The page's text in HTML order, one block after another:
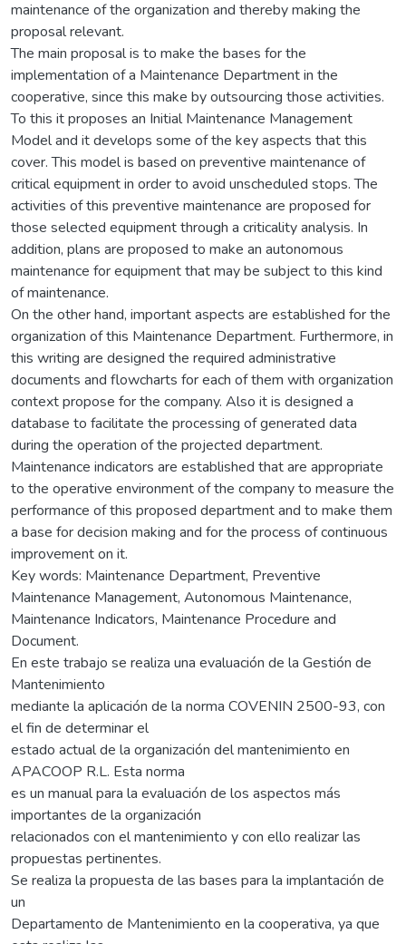
maintenance of the organization and thereby making the
proposal relevant.
The main proposal is to make the bases for the
implementation of a Maintenance Department in the
cooperative, since this make by outsourcing those activities.
To this it proposes an Initial Maintenance Management
Model and it develops some of the key aspects that this
cover. This model is based on preventive maintenance of
critical equipment in order to avoid unscheduled stops. The
activities of this preventive maintenance are proposed for
those selected equipment through a criticality analysis. In
addition, plans are proposed to make an autonomous
maintenance for equipment that may be subject to this kind
of maintenance.
On the other hand, important aspects are established for the
organization of this Maintenance Department. Furthermore, in
this writing are designed the required administrative
documents and flowcharts for each of them with organization
context propose for the company. Also it is designed a
database to facilitate the processing of generated data
during the operation of the projected department.
Maintenance indicators are established that are appropriate
to the operative environment of the company to measure the
performance of this proposed department and to make them
a base for decision making and for the process of continuous
improvement on it.
Key words: Maintenance Department, Preventive
Maintenance Management, Autonomous Maintenance,
Maintenance Indicators, Maintenance Procedure and
Document.
En este trabajo se realiza una evaluación de la Gestión de
Mantenimiento
mediante la aplicación de la norma COVENIN 2500-93, con
el fin de determinar el
estado actual de la organización del mantenimiento en
APACOOP R.L. Esta norma
es un manual para la evaluación de los aspectos más
importantes de la organización
relacionados con el mantenimiento y con ello realizar las
propuestas pertinentes.
Se realiza la propuesta de las bases para la implantación de
un
Departamento de Mantenimiento en la cooperativa, ya que